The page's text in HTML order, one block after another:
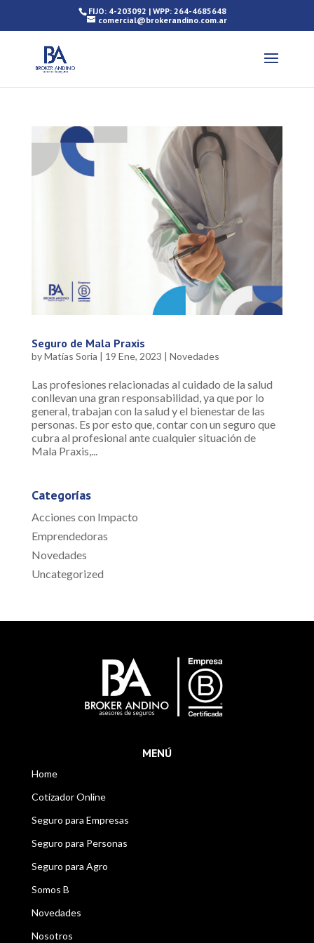
FIJO: 4-203092 | WPP: 264-4685648
comercial@brokerandino.com.ar
Seguro de Mala Praxis
byMatías Soria | 19 Ene, 2023 | Novedades
Las profesiones relacionadas al cuidado de la salud
conllevan una gran responsabilidad, ya que por lo
general, trabajan con la salud y el bienestar de las
personas. Es por esto que, contar con un seguro que
cubra al profesional ante cualquier situación de
Mala Praxis,...
Categorías
Acciones con Impacto
Emprendedoras
Novedades
Uncategorized
MENÚ
Home
Cotizador Online
Seguro para Empresas
Seguro para Personas
Seguro para Agro
Somos B
Novedades
Nosotros